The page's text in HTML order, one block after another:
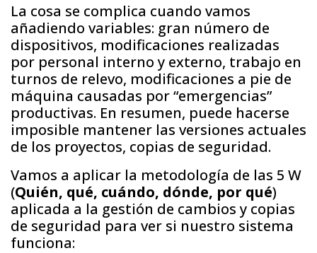
La cosa se complica cuando vamos
añadiendo variables: gran número de
dispositivos, modificaciones realizadas
por personal interno y externo, trabajo en
turnos de relevo, modificaciones a pie de
máquina causadas por “emergencias”
productivas. En resumen, puede hacerse
imposible mantener las versiones actuales
de los proyectos, copias de seguridad.
Vamos a aplicar la metodología de las 5 W
(Quién, qué, cuándo, dónde, por qué)
aplicada a la gestión de cambios y copias
de seguridad para ver si nuestro sistema
funciona: